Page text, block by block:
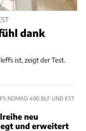
dank
ist, zeigt der Test.
NOMAD 490 BLF UND EST
neu
und erweitert